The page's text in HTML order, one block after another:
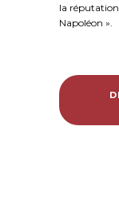
la
Napoléon ».